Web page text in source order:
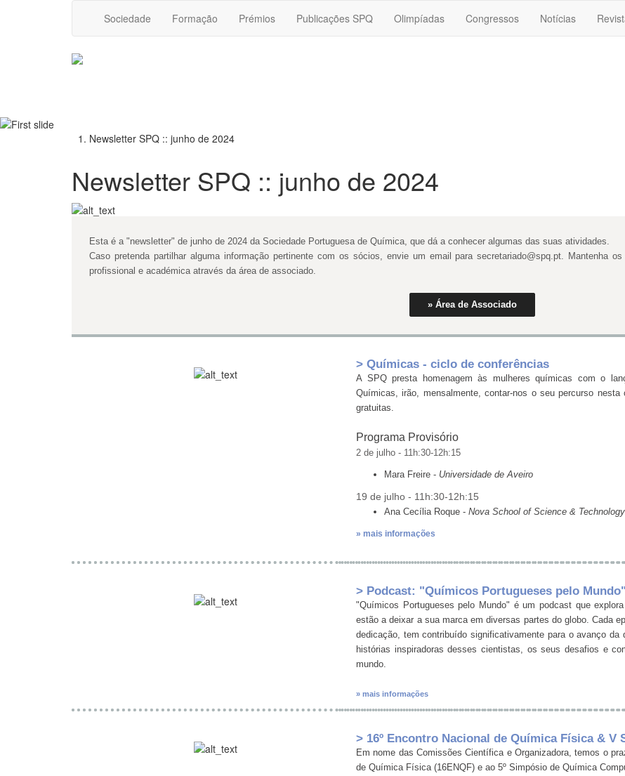
Sociedade Formação Prémios Publicações SPQ Olimpíadas Congressos Notícias
Newsletter SPQ :: junho de 2024
Newsletter SPQ :: junho de 2024
Esta é a "newsletter" de junho de 2024 da Sociedade Portuguesa de Química, que dá a conhecer algumas das suas atividades.
Caso pretenda partilhar alguma informação pertinente com os sócios, envie um email para secretariado@spq.pt. Mantenha
profissional e académica através da área de associado.
» Área de Associado
> Químicas - ciclo de conferências
A SPQ presta homenagem às mulheres químicas com o
Químicas, irão, mensalmente, contar-nos o seu percurso
gratuitas.
Programa Provisório
2 de julho - 11h:30-12h:15
Mara Freire - Universidade de Aveiro
19 de julho - 11h:30-12h:15
Ana Cecília Roque - Nova School of Science & Technology
» mais informações
> Podcast: "Químicos Portugueses pelo Mundo"
"Químicos Portugueses pelo Mundo" é um podcast que
estão a deixar a sua marca em diversas partes do globo. Cada
dedicação, tem contribuído significativamente para o avanço
histórias inspiradoras desses cientistas, os seus desafios e
mundo.
» mais informações
> 16º Encontro Nacional de Química Física & V
Em nome das Comissões Científica e Organizadora, temos o
de Química Física (16ENQF) e ao 5º Simpósio de Química